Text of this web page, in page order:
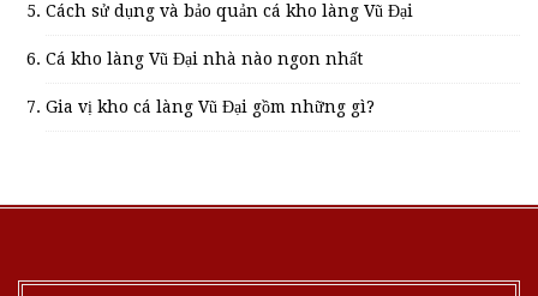
Cách sử dụng và bảo quản cá kho làng Vũ Đại
Cá kho làng Vũ Đại nhà nào ngon nhất
Gia vị kho cá làng Vũ Đại gồm những gì?